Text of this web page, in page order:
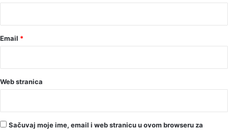
Email *
Web stranica
Sačuvaj moje ime, email i web stranicu u ovom browseru za